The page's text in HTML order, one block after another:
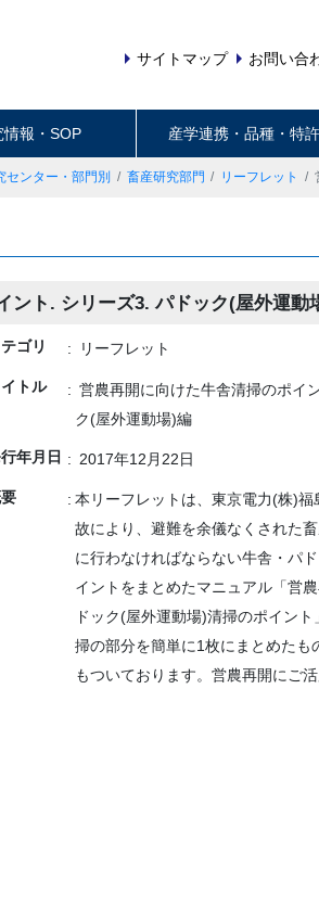
サイトマップ お問い合
情報・SOP 産学連携・品種・特許
センター・部門別 畜産研究部門 リーフレット
ント. シリーズ3. パドック(屋外運動
ゴリ リーフレット
トル
営農再開に向けた牛舎清掃のポイ
ク(屋外運動場)編
年月日 2017年12月22日
本リーフレットは、東京電力(株)
故により、避難を余儀なくされた
に行わなければならない牛舎・パ
イントをまとめたマニュアル「営
ドック(屋外運動場)清掃のポイン
掃の部分を簡単に1枚にまとめたも
もついております。営農再開にご活